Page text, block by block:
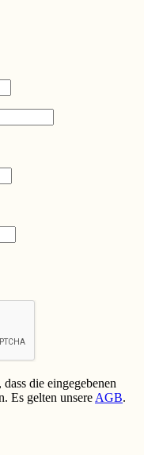
die eingegebenen
Es gelten unsere AGB.